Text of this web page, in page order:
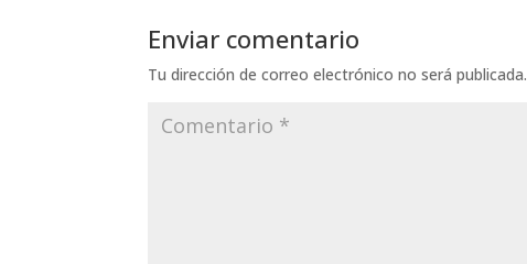
Enviar comentario
Tu dirección de correo electrónico no será publicada.